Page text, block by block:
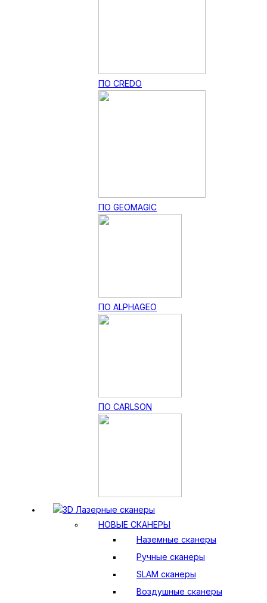
ПО CREDO
ПО GEOMAGIC
ПО ALPHAGEO
ПО CARLSON
3D Лазерные сканеры
НОВЫЕ СКАНЕРЫ
Наземные сканеры
Ручные сканеры
SLAM сканеры
Воздушные сканеры